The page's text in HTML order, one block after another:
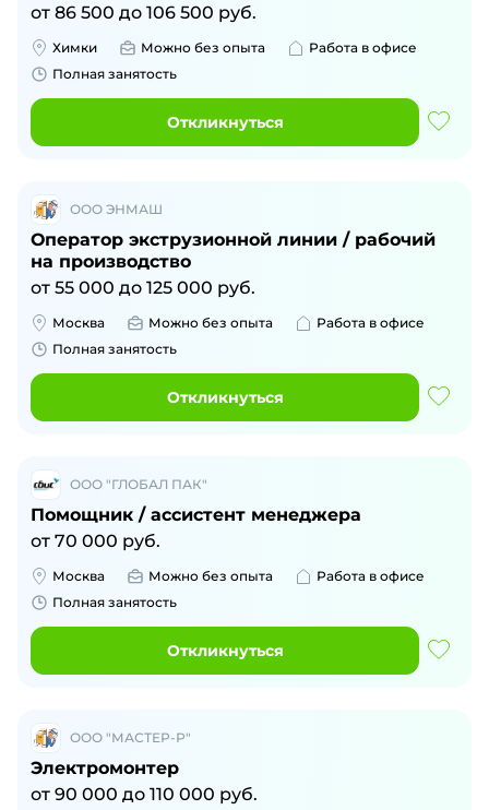
от 86 500 до 106 500 руб.
Химки Можно без опыта
Работа в офисе
Полная занятость
Откликнуться
ООО ЭНМАШ
Оператор экструзионной линии / рабочий
на производство
от 55 000 до 125 000 руб.
Москва Можно без опыта
Работа в офисе
Полная занятость
Откликнуться
ООО "ГЛОБАЛ ПАК"
Помощник / ассистент менеджера
от 70 000 руб.
Москва Можно без опыта
Работа в офисе
Полная занятость
Откликнуться
ООО "МАСТЕР-Р"
Электромонтер
от 90 000 до 110 000 руб.